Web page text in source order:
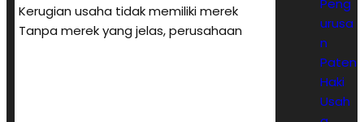
Kerugian usaha tidak memiliki merek
Tanpa merek yang jelas, perusahaan
Peng
urusa
n
Paten
Haki
Usah